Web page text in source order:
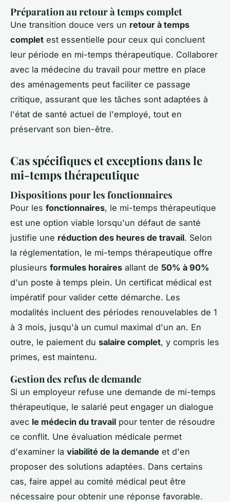
Préparation au retour à temps complet
Une transition douce vers un retour à temps
complet est essentielle pour ceux qui concluent
leur période en mi-temps thérapeutique. Collaborer
avec la médecine du travail pour mettre en place
des aménagements peut faciliter ce passage
critique, assurant que les tâches sont adaptées à
l'état de santé actuel de l'employé, tout en
préservant son bien-être.
Cas spécifiques et exceptions dans le
mi-temps thérapeutique
Dispositions pour les fonctionnaires
Pour les fonctionnaires, le mi-temps thérapeutique
est une option viable lorsqu'un défaut de santé
justifie une réduction des heures de travail. Selon
la réglementation, le mi-temps thérapeutique offre
plusieurs formules horaires allant de 50% à 90%
d'un poste à temps plein. Un certificat médical est
impératif pour valider cette démarche. Les
modalités incluent des périodes renouvelables de 1
à 3 mois, jusqu'à un cumul maximal d'un an. En
outre, le paiement du salaire complet, y compris les
primes, est maintenu.
Gestion des refus de demande
Si un employeur refuse une demande de mi-temps
thérapeutique, le salarié peut engager un dialogue
avec le médecin du travail pour tenter de résoudre
ce conflit. Une évaluation médicale permet
d'examiner la viabilité de la demande et d'en
proposer des solutions adaptées. Dans certains
cas, faire appel au comité médical peut être
nécessaire pour obtenir une réponse favorable.